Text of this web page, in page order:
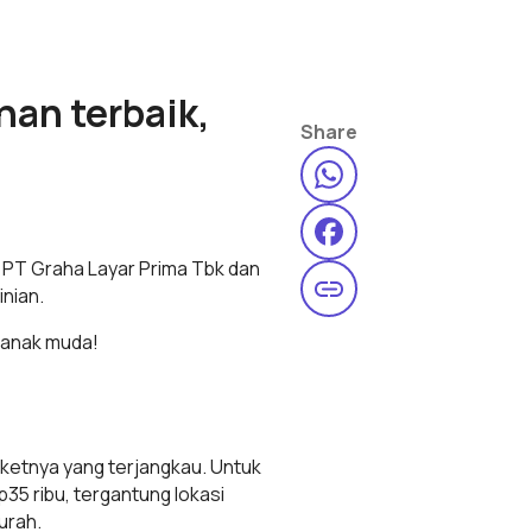
terbaik,
Graha Layar Prima Tbk dan
muda!
yang terjangkau. Untuk
ribu, tergantung lokasi
Share